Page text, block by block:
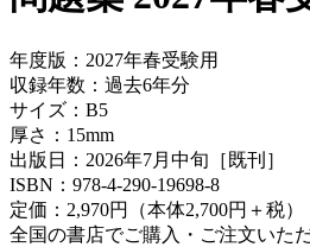
年度版： 2027年春受験用
収録年数： 過去6年分
サイズ： B5
厚さ： 15mm
出版日： 2026年7月中旬 ［既刊］
ISBN： 978-4-290-19698-8
定価： 2,970円
（本体2,700円＋税）
全国の書店でご購入・ご注文いた